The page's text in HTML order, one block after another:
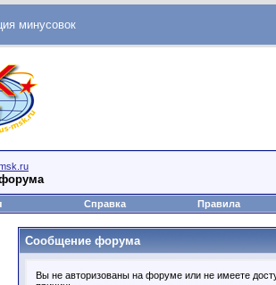
минусовок
Справка Правила
Сообщение форума
Вы не авторизованы на форуме или не имеете